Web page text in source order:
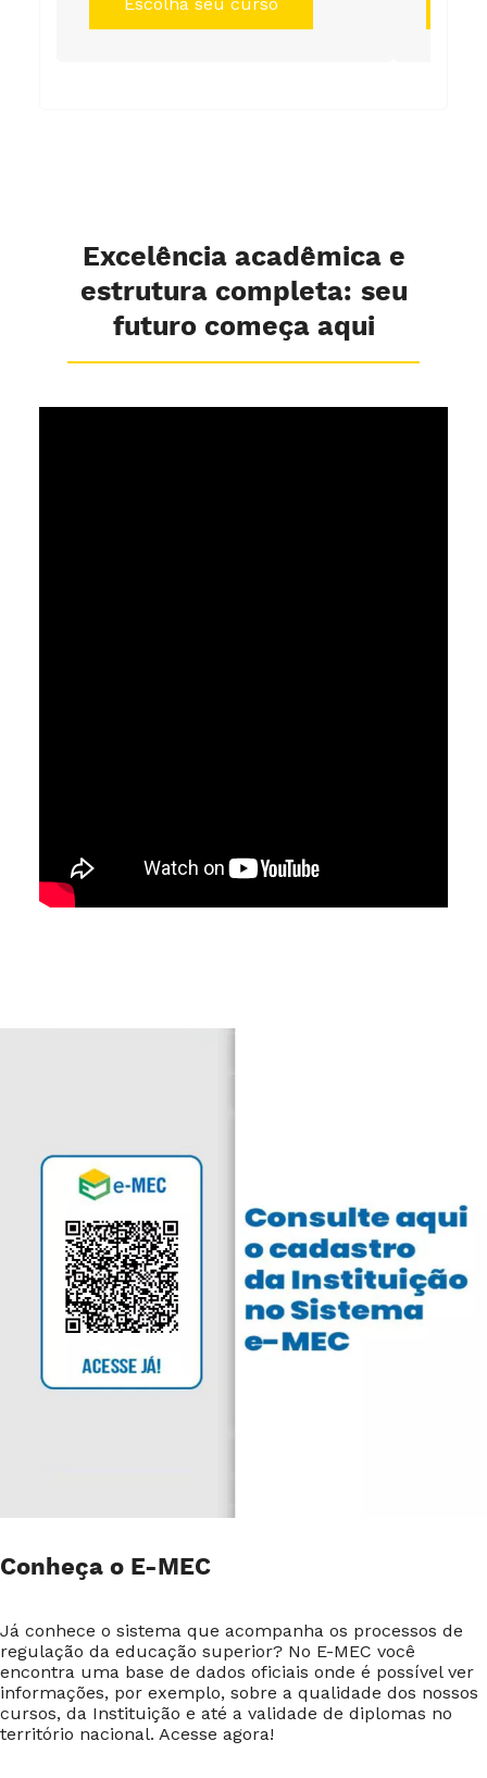
Escolha seu curso
Excelência acadêmica e
estrutura completa: seu
futuro começa aqui
Conheça o E-MEC
Já conhece o sistema que acompanha os processos de
regulação da educação superior? No E-MEC você
encontra uma base de dados oficiais onde é possível ver
informações, por exemplo, sobre a qualidade dos nossos
cursos, da Instituição e até a validade de diplomas no
território nacional. Acesse agora!